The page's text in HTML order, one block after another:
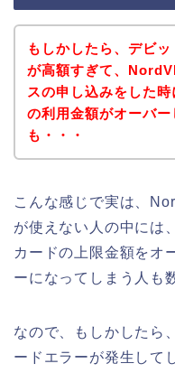
もしかしたら、デビ
が高額すぎて、
スの申し込みをした
の利用金額がオーバ
も・・・
こんな感じで実は、
が使えない人の中には
カードの上限金額をオ
ーになってしまう人も
なので、もしかしたら
ードエラーが発生して